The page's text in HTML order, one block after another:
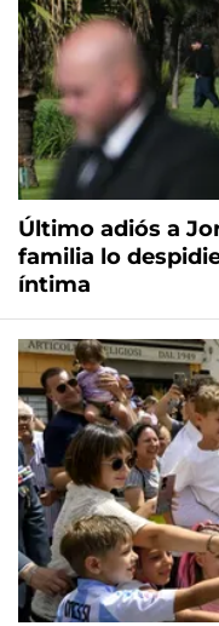
Último adiós a
familia lo
íntima